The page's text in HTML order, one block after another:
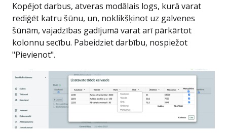
Kopējot darbus, atveras modālais logs, kurā varat
rediģēt katru šūnu, un, noklikšķinot uz galvenes
šūnām, vajadzības gadījumā varat arī pārkārtot
kolonnu secību. Pabeidziet darbību, nospiežot
"Pievienot".